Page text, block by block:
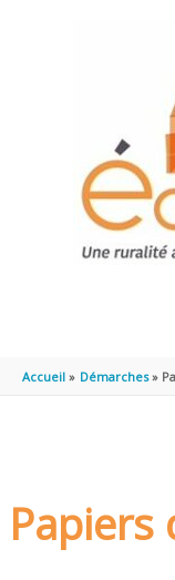
Accueil Démarches
Papiers